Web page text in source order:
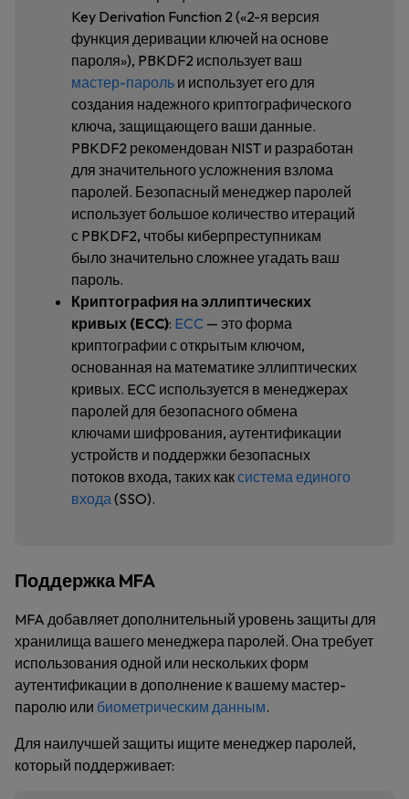
Key Derivation Function 2 («2-я версия
функция деривации ключей на основе
пароля»), PBKDF2 использует ваш
мастер-пароль и использует его для
создания надежного криптографического
ключа, защищающего ваши данные.
PBKDF2 рекомендован NIST и разработан
для значительного усложнения взлома
паролей. Безопасный менеджер паролей
использует большое количество итераций
с PBKDF2, чтобы киберпреступникам
было значительно сложнее угадать ваш
пароль.
Криптография на эллиптических
кривых (ECC): ECC — это форма
криптографии с открытым ключом,
основанная на математике эллиптических
кривых. ECC используется в менеджерах
паролей для безопасного обмена
ключами шифрования, аутентификации
устройств и поддержки безопасных
потоков входа, таких каксистема единого
входа(SSO).
Поддержка MFA
MFA добавляет дополнительный уровень защиты для
хранилища вашего менеджера паролей. Она требует
использования одной или нескольких форм
аутентификации в дополнение к вашему мастер-
паролю или биометрическим данным.
Для наилучшей защиты ищите менеджер паролей,
который поддерживает: